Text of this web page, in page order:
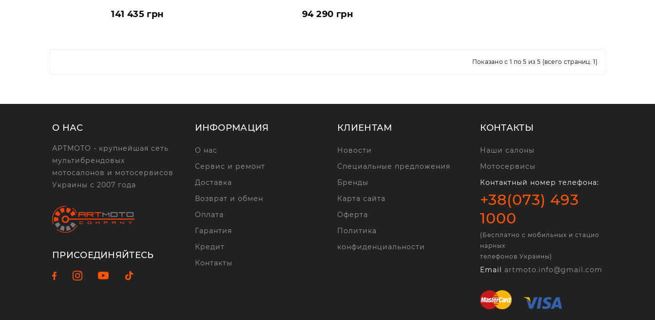
141 435 грн 94 290 грн
Показано с 1 по 5 из 5 (всего страниц: 1)
О НАС
АРТМОТО - крупнейшая сеть
мультибрендовых
мотосалонов и мотосервисов
Украины с 2007 года
ПРИСОЕДИНЯЙТЕСЬ
ИНФОРМАЦИЯ
О нас
Сервис и ремонт
Доставка
Возврат и обмен
Оплата
Гарантия
Кредит
Контакты
КЛИЕНТАМ
Новости
Специальные предложения
Бренды
Карта сайта
Оферта
Политика
конфиденциальности
КОНТАКТЫ
Наши салоны
Мотосервисы
Контактный номер телефона:
+38(073) 493
1000
(Бесплатно с мобильных и стацио
нарных
телефонов Украины)
Email artmoto.info@gmail.com